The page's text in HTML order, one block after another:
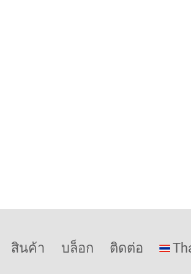
สินค้า บล็อก ติดต่อ